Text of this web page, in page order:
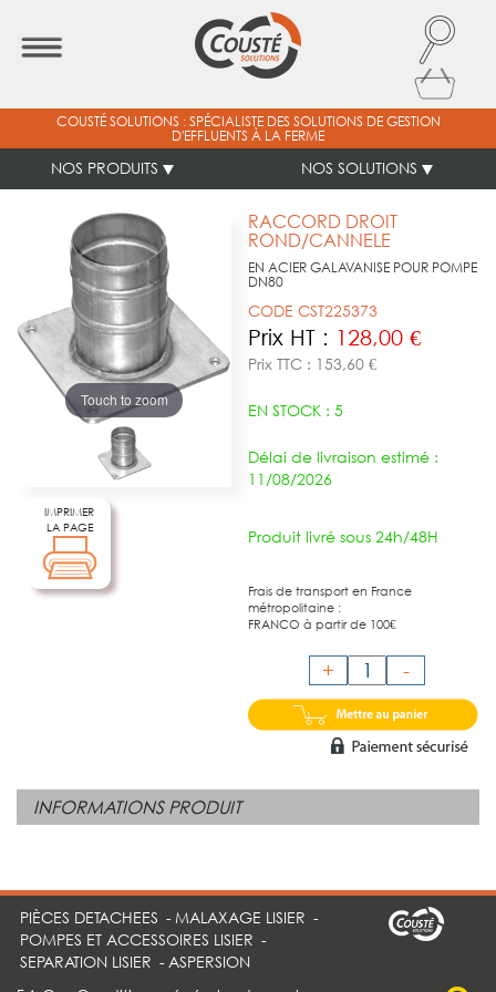
COUSTÉ SOLUTIONS : SPÉCIALISTE DES SOLUTIONS DE GESTION
D'EFFLUENTS À LA FERME
NOS PRODUITS NOS SOLUTIONS
Touch to zoom
RACCORD DROIT
ROND/CANNELE
EN ACIER GALAVANISE POUR POMPE
DN80
CODE CST225373
Prix HT : 128,00 €
Prix TTC : 153,60 €
EN STOCK : 5
Délai de livraison estimé :
11/08/2026
Produit livré sous 24h/48H
Frais de transport en France
métropolitaine :
FRANCO à partir de 100€
+ -
IMPRIMER
LA PAGE
INFORMATIONS PRODUIT
PIÈCES DETACHEES - MALAXAGE LISIER -
POMPES ET ACCESSOIRES LISIER -
SEPARATION LISIER - ASPERSION